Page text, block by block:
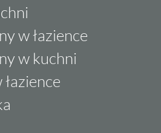
w łazience
w kuchni